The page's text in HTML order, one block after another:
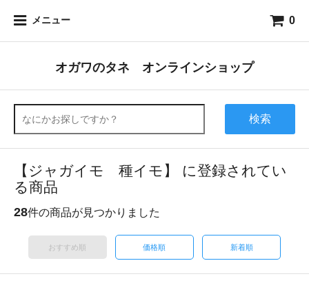
メニュー 0
オガワのタネ オンラインショップ
検索
【ジャガイモ 種イモ】 に登録されてい
る商品
28件の商品が見つかりました
おすすめ順 価格順 新着順